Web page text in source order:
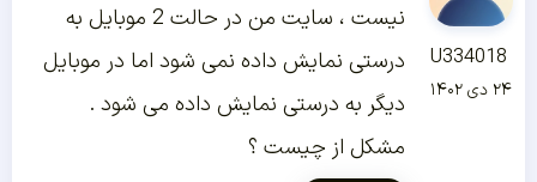
U334018
۲۴ دی ۱۴۰۲
نیست ، سایت من در حالت 2 موبایل به
درستی نمایش داده نمی شود اما در موبایل
دیگر به درستی نمایش داده می شود .
مشکل از چیست ؟